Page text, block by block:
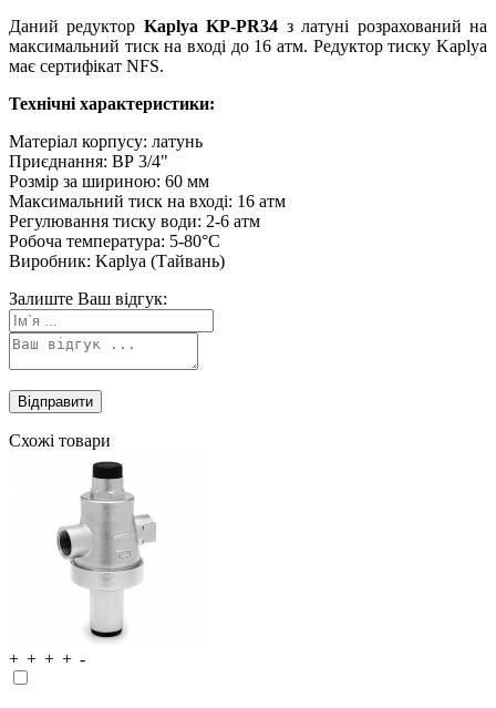
Даний редуктор Kaplya KP-PR34 з латуні розрахований на
максимальний тиск на вході до 16 атм. Редуктор тиску Kaplya
має сертифікат NFS.
Технічні характеристики:
Матеріал корпусу: латунь
Приєднання: ВР 3/4"
Розмір за шириною: 60 мм
Максимальний тиск на вході: 16 атм
Регулювання тиску води: 2-6 атм
Робоча температура: 5-80°C
Виробник: Kaplya (Тайвань)
Залиште Ваш відгук:
Схожі товари